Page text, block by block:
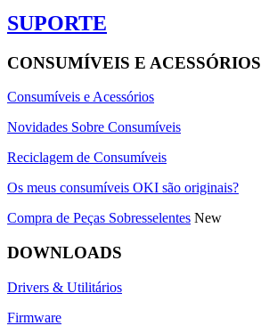
SUPORTE
CONSUMÍVEIS E ACESSÓRIOS
Consumíveis e Acessórios
Novidades Sobre Consumíveis
Reciclagem de Consumíveis
Os meus consumíveis OKI são originais?
Compra de Peças Sobresselentes New
DOWNLOADS
Drivers & Utilitários
Firmware